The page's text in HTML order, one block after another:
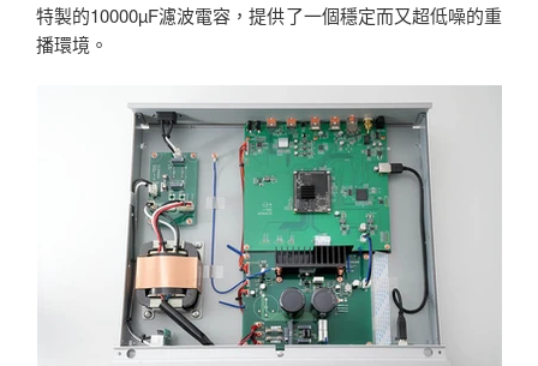
特製的10000µF濾波電容，提供了一個穩定而又超低噪的重
播環境。